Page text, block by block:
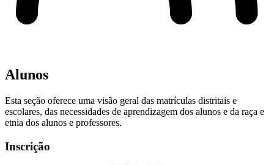
Alunos
Esta seção oferece uma visão geral das matrículas distritais e
escolares, das necessidades de aprendizagem dos alunos e da raça e
etnia dos alunos e professores.
Inscrição